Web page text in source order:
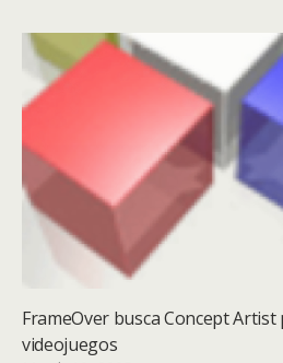
FrameOver busca Concept
videojuegos